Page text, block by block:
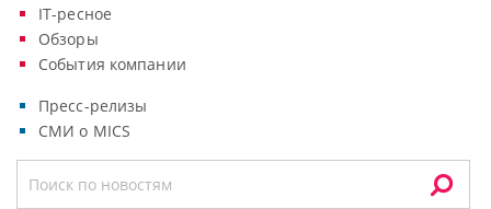
IT-ресное
Обзоры
События компании
Пресс-релизы
СМИ о MICS